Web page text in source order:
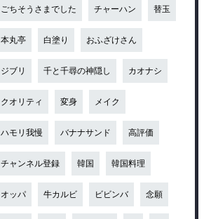
ごちそうさまでした チャーハン 替玉
本丸亭 白塗り おふざけさん
ジブリ 千と千尋の神隠し カオナシ
クオリティ 変身 メイク
ハモリ我慢 バナナサンド 高評価
チャンネル登録 韓国 韓国料理
オッパ 牛カルビ ビビンバ 念願